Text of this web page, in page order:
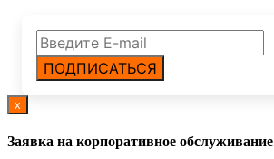
ПОДПИСАТЬСЯ
x
Заявка на корпоративное обслуживание